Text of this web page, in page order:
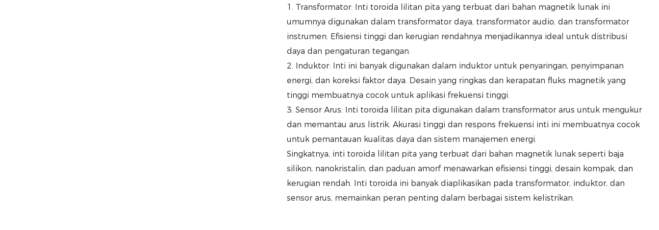
1. Transformator: Inti toroida lilitan pita yang terbuat dari bahan magnetik lunak ini
umumnya digunakan dalam transformator daya, transformator audio, dan transformator
instrumen. Efisiensi tinggi dan kerugian rendahnya menjadikannya ideal untuk distribusi
daya dan pengaturan tegangan.
2. Induktor: Inti ini banyak digunakan dalam induktor untuk penyaringan, penyimpanan
energi, dan koreksi faktor daya. Desain yang ringkas dan kerapatan fluks magnetik yang
tinggi membuatnya cocok untuk aplikasi frekuensi tinggi.
3. Sensor Arus: Inti toroida lilitan pita digunakan dalam transformator arus untuk mengukur
dan memantau arus listrik. Akurasi tinggi dan respons frekuensi inti ini membuatnya cocok
untuk pemantauan kualitas daya dan sistem manajemen energi.
Singkatnya, inti toroida lilitan pita yang terbuat dari bahan magnetik lunak seperti baja
silikon, nanokristalin, dan paduan amorf menawarkan efisiensi tinggi, desain kompak, dan
kerugian rendah. Inti toroida ini banyak diaplikasikan pada transformator, induktor, dan
sensor arus, memainkan peran penting dalam berbagai sistem kelistrikan.